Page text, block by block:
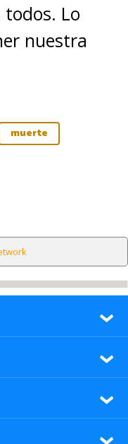
Lo
nuestra
muerte